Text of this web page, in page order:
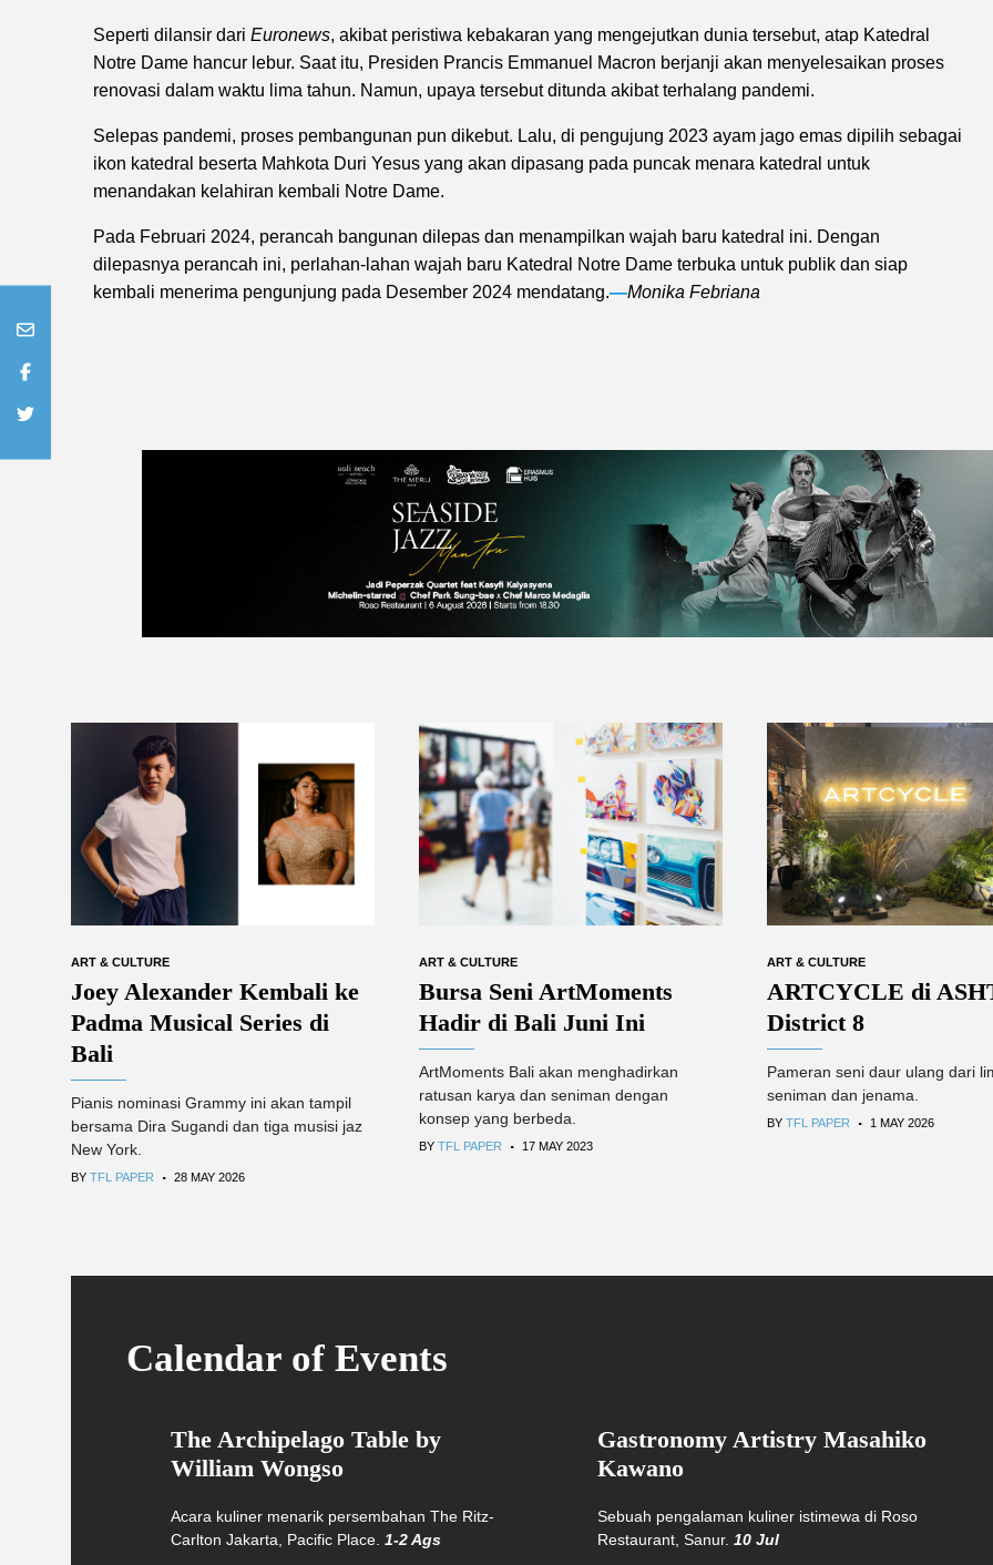
Seperti dilansir dari Euronews, akibat peristiwa kebakaran yang mengejutkan dunia tersebut, atap Katedral
Notre Dame hancur lebur. Saat itu, Presiden Prancis Emmanuel Macron berjanji akan menyelesaikan proses
renovasi dalam waktu lima tahun. Namun, upaya tersebut ditunda akibat terhalang pandemi.
Selepas pandemi, proses pembangunan pun dikebut. Lalu, di pengujung 2023 ayam jago emas dipilih sebagai
ikon katedral beserta Mahkota Duri Yesus yang akan dipasang pada puncak menara katedral untuk
menandakan kelahiran kembali Notre Dame.
Pada Februari 2024, perancah bangunan dilepas dan menampilkan wajah baru katedral ini. Dengan
dilepasnya perancah ini, perlahan-lahan wajah baru Katedral Notre Dame terbuka untuk publik dan siap
kembali menerima pengunjung pada Desember 2024 mendatang.—Monika Febriana
ART & CULTURE
Joey Alexander Kembali ke
Padma Musical Series di
Bali
Pianis nominasi Grammy ini akan tampil
bersama Dira Sugandi dan tiga musisi jaz
New York.
BY TFL PAPER . 28 MAY 2026
ART & CULTURE
Bursa Seni ArtMoments
Hadir di Bali Juni Ini
ArtMoments Bali akan menghadirkan
ratusan karya dan seniman dengan
konsep yang berbeda.
BY TFL PAPER . 17 MAY 2023
ART & CULTURE
ARTCYCLE di
District 8
Pameran seni daur ulang dari
seniman dan jenama.
BY TFL PAPER . 1 MAY 2026
Calendar of Events
The Archipelago Table by
William Wongso
Acara kuliner menarik persembahan The Ritz-
Carlton Jakarta, Pacific Place. 1-2 Ags
Gastronomy Artistry Masahiko
Kawano
Sebuah pengalaman kuliner istimewa di Roso
Restaurant, Sanur.10 Jul